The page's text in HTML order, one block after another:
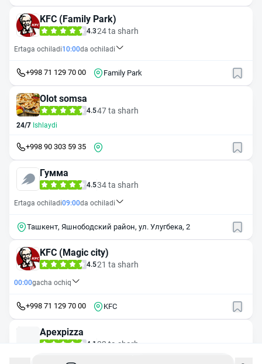
KFC (Family Park)
4.324 ta sharh
Ertaga ochiladi10:00da ochiladi
+998 71 129 70 00 Family Park
Olot somsa
4.547 ta sharh
24/7 Ishlaydi
+998 90 303 59 35
Гумма
4.534 ta sharh
Ertaga ochiladi09:00da ochiladi
Ташкент, Яшнободский район, ул. Улугбека, 2
KFC (Magic city)
4.521 ta sharh
00:00gacha ochiq
+998 71 129 70 00 KFC
Apexpizza
4.1 32 ta sharh
gacha ochiq